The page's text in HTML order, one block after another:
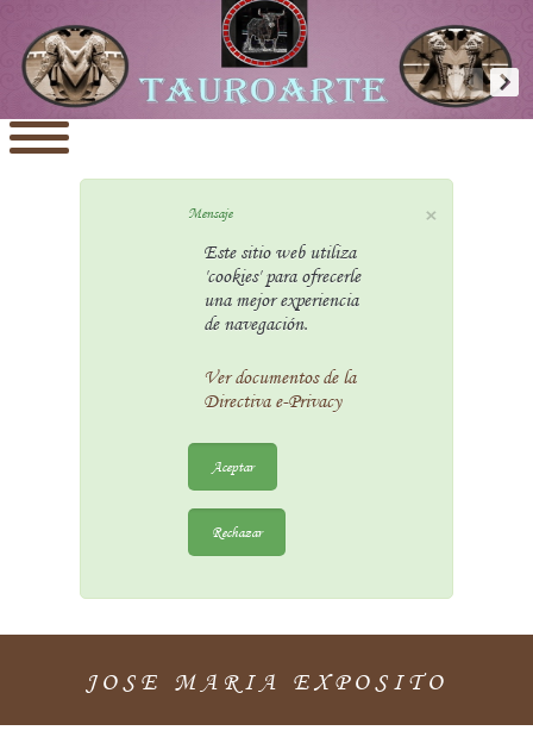
×
Mensaje
Este sitio web utiliza
'cookies' para ofrecerle
una mejor experiencia
de navegación.
Ver documentos de la
Directiva e-Privacy
Aceptar
Rechazar
JOSE MARIA EXPOSITO